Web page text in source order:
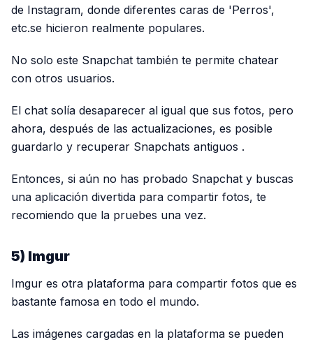
de Instagram, donde diferentes caras de 'Perros',
etc.se hicieron realmente populares.
No solo este Snapchat también te permite chatear
con otros usuarios.
El chat solía desaparecer al igual que sus fotos, pero
ahora, después de las actualizaciones, es posible
guardarlo y recuperar Snapchats antiguos .
Entonces, si aún no has probado Snapchat y buscas
una aplicación divertida para compartir fotos, te
recomiendo que la pruebes una vez.
5) Imgur
Imgur es otra plataforma para compartir fotos que es
bastante famosa en todo el mundo.
Las imágenes cargadas en la plataforma se pueden